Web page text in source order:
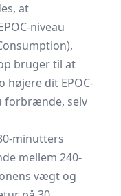
at
niveau
bruger til at
dit EPOC-
forbrænde, selv
minutters
mellem 240-
vægt og